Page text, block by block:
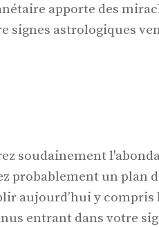
apporte des
signes astrologiques
soudainement
probablement un plan
aujourd’hui y
entrant dans votre